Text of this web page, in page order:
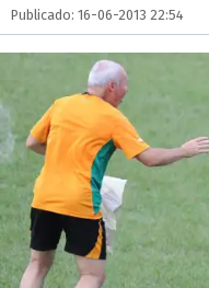
Publicado: 16-06-2013 22:54